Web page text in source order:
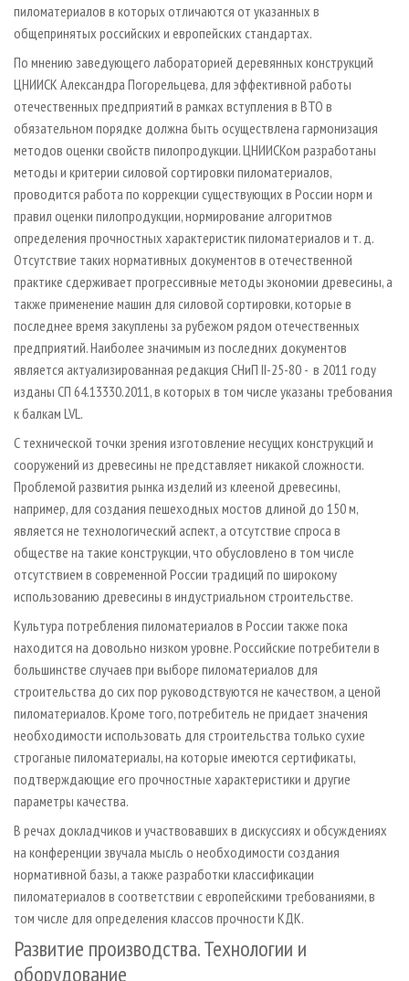
пиломатериалов в которых отличаются от указанных в
общепринятых российских и европейских стандартах.
По мнению заведующего лабораторией деревянных конструкций
ЦНИИСК Александра Погорельцева, для эффективной работы
отечественных предприятий в рамках вступления в ВТО в
обязательном порядке должна быть осуществлена гармонизация
методов оценки свойств пилопродукции. ЦНИИСКом разработаны
методы и критерии силовой сортировки пиломатериалов,
проводится работа по коррекции существующих в России норм и
правил оценки пилопродукции, нормирование алгоритмов
определения прочностных характеристик пиломатериалов и т. д.
Отсутствие таких нормативных документов в отечественной
практике сдерживает прогрессивные методы экономии древесины, а
также применение машин для силовой сортировки, которые в
последнее время закуплены за рубежом рядом отечественных
предприятий. Наиболее значимым из последних документов
является актуализированная редакция СНиП II-25-80 - в 2011 году
изданы СП 64.13330.2011, в которых в том числе указаны требования
к балкам LVL.
С технической точки зрения изготовление несущих конструкций и
сооружений из древесины не представляет никакой сложности.
Проблемой развития рынка изделий из клееной древесины,
например, для создания пешеходных мостов длиной до 150 м,
является не технологический аспект, а отсутствие спроса в
обществе на такие конструкции, что обусловлено в том числе
отсутствием в современной России традиций по широкому
использованию древесины в индустриальном строительстве.
Культура потребления пиломатериалов в России также пока
находится на довольно низком уровне. Российские потребители в
большинстве случаев при выборе пиломатериалов для
строительства до сих пор руководствуются не качеством, а ценой
пиломатериалов. Кроме того, потребитель не придает значения
необходимости использовать для строительства только сухие
строганые пиломатериалы, на которые имеются сертификаты,
подтверждающие его прочностные характеристики и другие
параметры качества.
В речах докладчиков и участвовавших в дискуссиях и обсуждениях
на конференции звучала мысль о необходимости создания
нормативной базы, а также разработки классификации
пиломатериалов в соответствии с европейскими требованиями, в
том числе для определения классов прочности КДК.
Развитие производства. Технологии и
оборудование